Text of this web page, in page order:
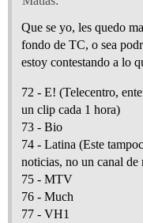
Que se yo, les quedo
fondo de TC, o sea
estoy contestando a lo
72 - E! (Telecentro,
un clip cada 1 hora)
73 - Bio
74 - Latina (Este
noticias, no un canal de
75 - MTV
76 - Much
77 - VH1